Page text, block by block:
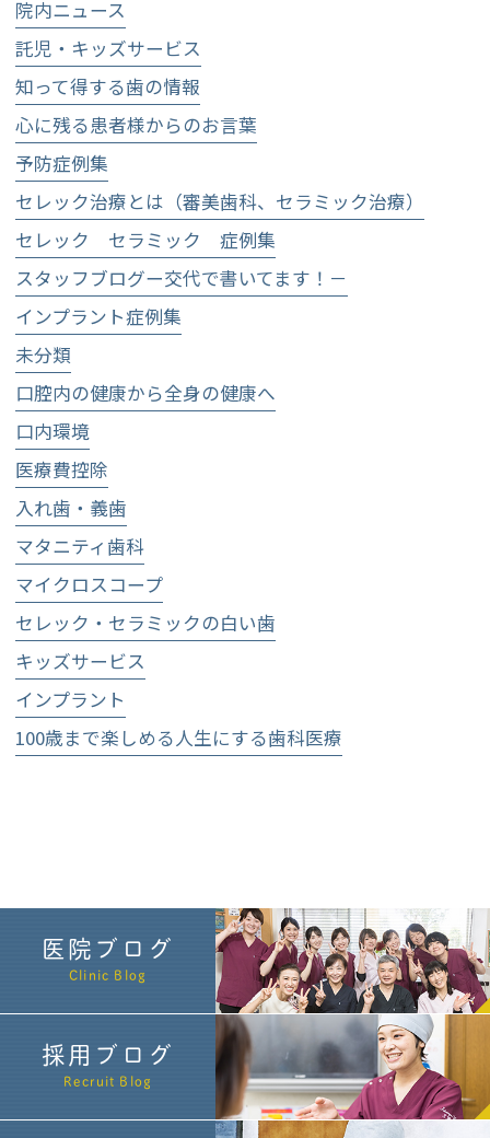
院内ニュース
託児・キッズサービス
知って得する歯の情報
心に残る患者様からのお言葉
予防症例集
セレック治療とは（審美歯科、セラミック治療）
セレック セラミック 症例集
スタッフブログー交代で書いてます！－
インプラント症例集
未分類
口腔内の健康から全身の健康へ
口内環境
医療費控除
入れ歯・義歯
マタニティ歯科
マイクロスコープ
セレック・セラミックの白い歯
キッズサービス
インプラント
100歳まで楽しめる人生にする歯科医療
医院ブログ
Clinic Blog
採用ブログ
Recruit Blog